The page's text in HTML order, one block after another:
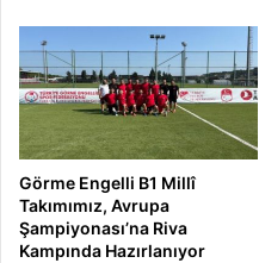
Görme Engelli B1 Millî
Takımımız, Avrupa
Şampiyonası’na Riva
Kampında Hazırlanıyor